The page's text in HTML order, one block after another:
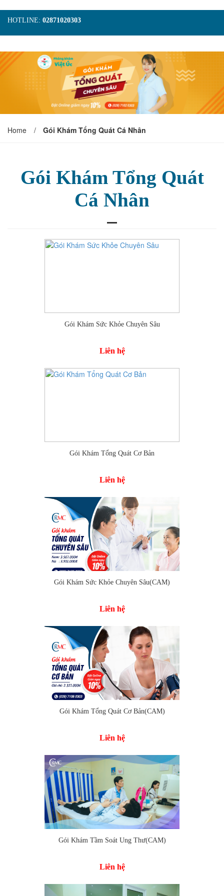
HOTLINE: 02871020303
TRANG CHỦ
GIỚI THIỆU
TIN TỨC
DỊCH VỤ
GÓI KHÁM
HÌNH ẢNH
LIÊN HỆ
ĐẶT LỊCH KHÁM
Home / Gói Khám Tổng Quát Cá Nhân
Gói Khám Tổng Quát
Cá Nhân
Gói Khám Sức Khỏe Chuyên Sâu
Liên hệ
Thêm vào so sánh
Gói Khám Tổng Quát Cơ Bản
Liên hệ
Gói Khám Sức Khỏe Chuyên Sâu(CAM)
Liên hệ
Gói Khám Tổng Quát Cơ Bản(CAM)
Liên hệ
Thêm vào so sánh
Gói Khám Tầm Soát Ung Thư(CAM)
Liên hệ